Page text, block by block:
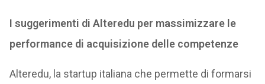
I suggerimenti di Alteredu per massimizzare le
performance di acquisizione delle competenze
Alteredu, la startup italiana che permette di formarsi